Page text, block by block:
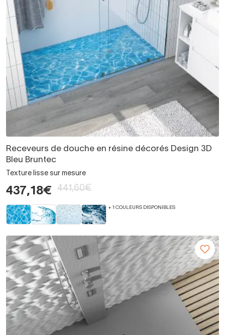
Receveurs de douche en résine décorés Design 3D
Bleu Bruntec
Texture lisse sur mesure
437,18€ 441,60€
+ 1 COULEURS DISPONIBLES